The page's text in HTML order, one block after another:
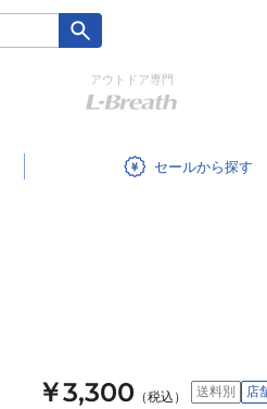
アウトドア専門
セール
￥3,300 （税込） 送料別 店